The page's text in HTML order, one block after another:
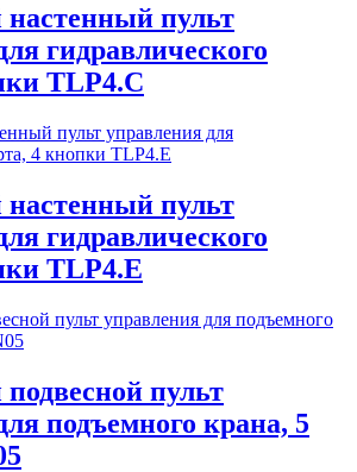
пульт
гидравлического
TLP4.C
пульт
гидравлического
TLP4.E
пульт
подъемного крана, 5